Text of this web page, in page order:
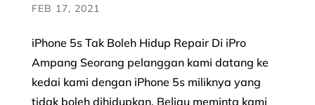
FEB 17, 2021
iPhone 5s Tak Boleh Hidup Repair Di iPro
Ampang Seorang pelanggan kami datang ke
kedai kami dengan iPhone 5s miliknya yang
tidak boleh dihidupkan. Beliau meminta kami